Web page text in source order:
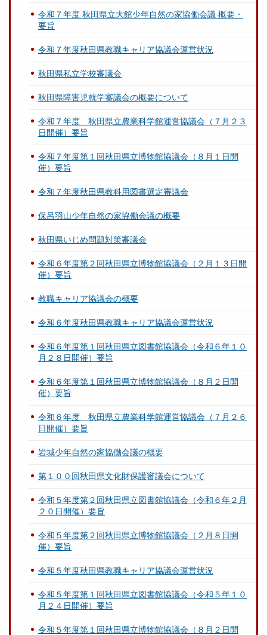
令和７年度 秋田県立大館少年自然の家協働会議 概要・
要旨
令和７年度秋田県教職キャリア協議会運営状況
秋田県私立学校審議会
秋田県障害児就学審議会の概要について
令和７年度 秋田県立農業科学館運営協議会（７月２３
日開催）要旨
令和７年度第１回秋田県立博物館協議会（８月１日開
催）要旨
令和７年度秋田県教科用図書選定審議会
保呂羽山少年自然の家協働会議の概要
秋田県いじめ問題対策審議会
令和６年度第２回秋田県立博物館協議会（２月１３日開
催）要旨
教職キャリア協議会の概要
令和６年度秋田県教職キャリア協議会運営状況
令和６年度第１回秋田県立図書館協議会（令和６年１０
月２８日開催）要旨
令和６年度第１回秋田県立博物館協議会（８月２日開
催）要旨
令和６年度 秋田県立農業科学館運営協議会（７月２６
日開催）要旨
岩城少年自然の家協働会議の概要
第１００回秋田県文化財保護審議会について
令和５年度第２回秋田県立図書館協議会（令和６年２月
２０日開催）要旨
令和５年度第２回秋田県立博物館協議会（２月８日開
催）要旨
令和５年度秋田県教職キャリア協議会運営状況
令和５年度第１回秋田県立図書館協議会（令和５年１０
月２４日開催）要旨
令和５年度第１回秋田県立博物館協議会（８月２日開